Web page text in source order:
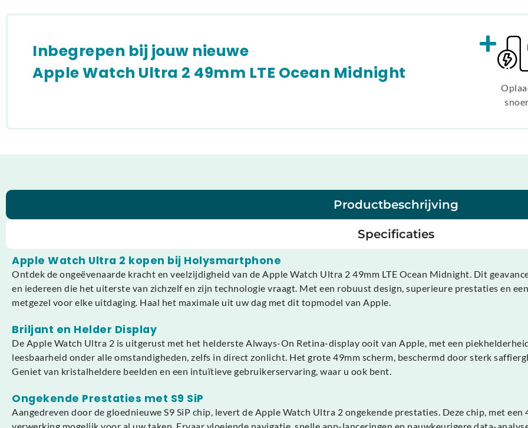
Inbegrepen bij jouw nieuwe
Apple Watch Ultra 2 49mm LTE Ocean Midnight
Productbeschrijving
Specificaties
Apple Watch Ultra 2 kopen bij Holysmartphone
Ontdek de ongeëvenaarde kracht en veelzijdigheid van de Apple Watch Ultra 2 49mm LTE Ocean Midnight. Dit
en iedereen die het uiterste van zichzelf en zijn technologie vraagt. Met een robuust design, superieure prestaties en
metgezel voor elke uitdaging. Haal het maximale uit uw dag met dit topmodel van Apple.
Briljant en Helder Display
De Apple Watch Ultra 2 is uitgerust met het helderste Always-On Retina-display ooit van Apple, met een
leesbaarheid onder alle omstandigheden, zelfs in direct zonlicht. Het grote 49mm scherm, beschermd door sterk
Geniet van kristalheldere beelden en een intuïtieve gebruikerservaring, waar u ook bent.
Ongekende Prestaties met S9 SiP
Aangedreven door de gloednieuwe S9 SiP chip, levert de Apple Watch Ultra 2 ongekende prestaties. Deze chip, met